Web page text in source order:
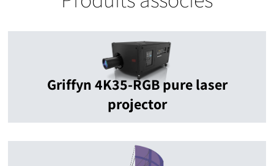
Griffyn 4K35-RGB pure laser
projector